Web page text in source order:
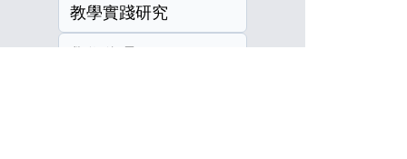
教學實踐研究
學術倫理